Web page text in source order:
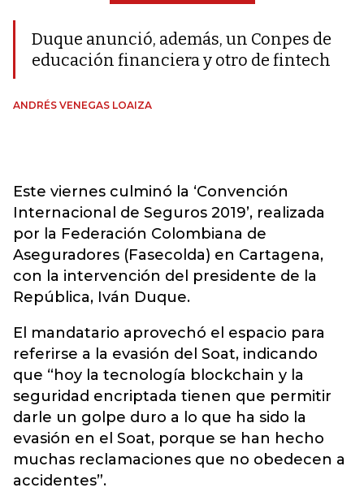
Duque anunció, además, un Conpes de
educación financiera y otro de fintech
ANDRÉS VENEGAS LOAIZA
Este viernes culminó la ‘Convención
Internacional de Seguros 2019’, realizada
por la Federación Colombiana de
Aseguradores (Fasecolda) en Cartagena,
con la intervención del presidente de la
República, Iván Duque.
El mandatario aprovechó el espacio para
referirse a la evasión del Soat, indicando
que “hoy la tecnología blockchain y la
seguridad encriptada tienen que permitir
darle un golpe duro a lo que ha sido la
evasión en el Soat, porque se han hecho
muchas reclamaciones que no obedecen a
accidentes”.